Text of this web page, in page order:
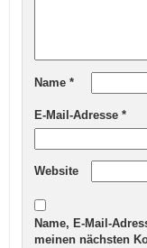
Name *
E-Mail-Adresse *
Website
Name, E-Mail-
meinen nächsten